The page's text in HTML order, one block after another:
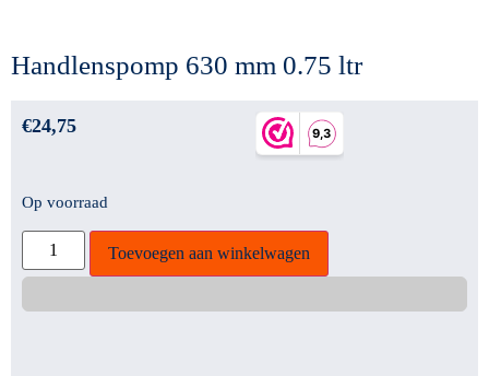
Handlenspomp 630 mm 0.75 ltr
€24,75
Op voorraad
Toevoegen aan winkelwagen